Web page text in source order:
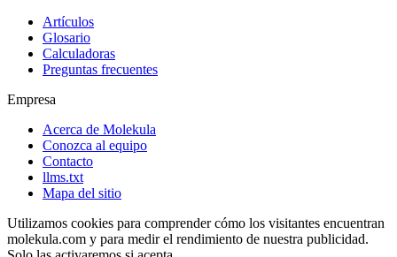
Artículos
Glosario
Calculadoras
Preguntas frecuentes
Empresa
Acerca de Molekula
Conozca al equipo
Contacto
llms.txt
Mapa del sitio
Utilizamos cookies para comprender cómo los visitantes encuentran
molekula.com y para medir el rendimiento de nuestra publicidad.